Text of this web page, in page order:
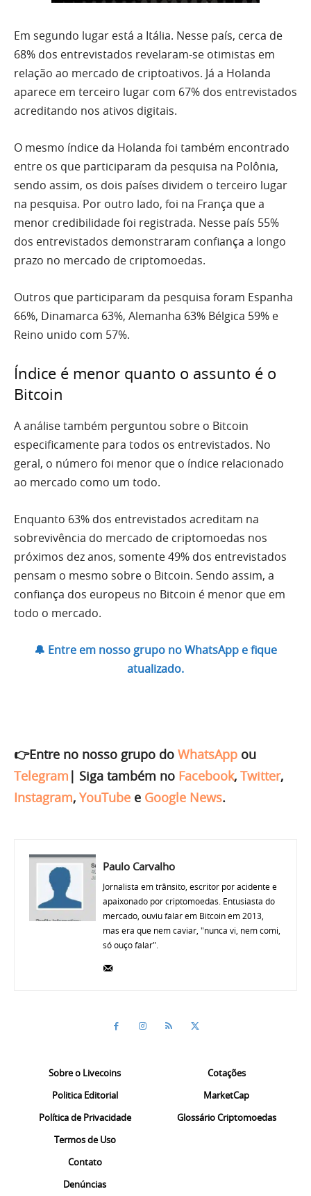
Em segundo lugar está a Itália. Nesse país, cerca de
68% dos entrevistados revelaram-se otimistas em
relação ao mercado de criptoativos. Já a Holanda
aparece em terceiro lugar com 67% dos entrevistados
acreditando nos ativos digitais.
O mesmo índice da Holanda foi também encontrado
entre os que participaram da pesquisa na Polônia,
sendo assim, os dois países dividem o terceiro lugar
na pesquisa. Por outro lado, foi na França que a
menor credibilidade foi registrada. Nesse país 55%
dos entrevistados demonstraram confiança a longo
prazo no mercado de criptomoedas.
Outros que participaram da pesquisa foram Espanha
66%, Dinamarca 63%, Alemanha 63% Bélgica 59% e
Reino unido com 57%.
Índice é menor quanto o assunto é o
Bitcoin
A análise também perguntou sobre o Bitcoin
especificamente para todos os entrevistados. No
geral, o número foi menor que o índice relacionado
ao mercado como um todo.
Enquanto 63% dos entrevistados acreditam na
sobrevivência do mercado de criptomoedas nos
próximos dez anos, somente 49% dos entrevistados
pensam o mesmo sobre o Bitcoin. Sendo assim, a
confiança dos europeus no Bitcoin é menor que em
todo o mercado.
🔔 Entre em nosso grupo no WhatsApp e fique
atualizado.
👉Entre no nosso grupo do WhatsApp ou
Telegram | Siga também no Facebook, Twitter,
Instagram, YouTube e Google News.
Paulo Carvalho
Jornalista em trânsito, escritor por acidente e
apaixonado por criptomoedas. Entusiasta do
mercado, ouviu falar em Bitcoin em 2013,
mas era que nem caviar, "nunca vi, nem comi,
só ouço falar".
Sobre o Livecoins
Politica Editorial
Política de Privacidade
Termos de Uso
Contato
Denúncias
Cotações
MarketCap
Glossário Criptomoedas